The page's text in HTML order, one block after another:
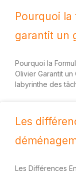
Pourquoi la
garantit un
Pourquoi la
Olivier Garantit un
labyrinthe des
Les
Les Différences